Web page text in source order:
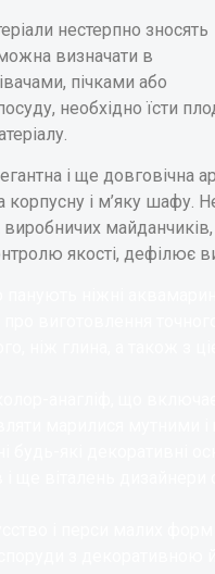
нестерпно зносять
визначати в
пічками або
необхідно їсти
і ще довговічна
і м’яку шафу.
якості, дефілює